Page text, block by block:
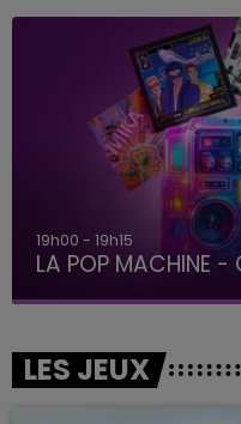
19h00 - 19h15
LA POP MACHINE -
LES JEUX